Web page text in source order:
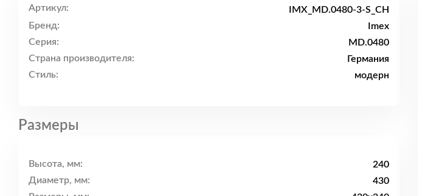
Артикул:
IMX_MD.0480-3-S_CH
Бренд:
Imex
Серия:
MD.0480
Страна производителя:
Германия
Стиль:
модерн
Размеры
Высота, мм:
240
Диаметр, мм:
430